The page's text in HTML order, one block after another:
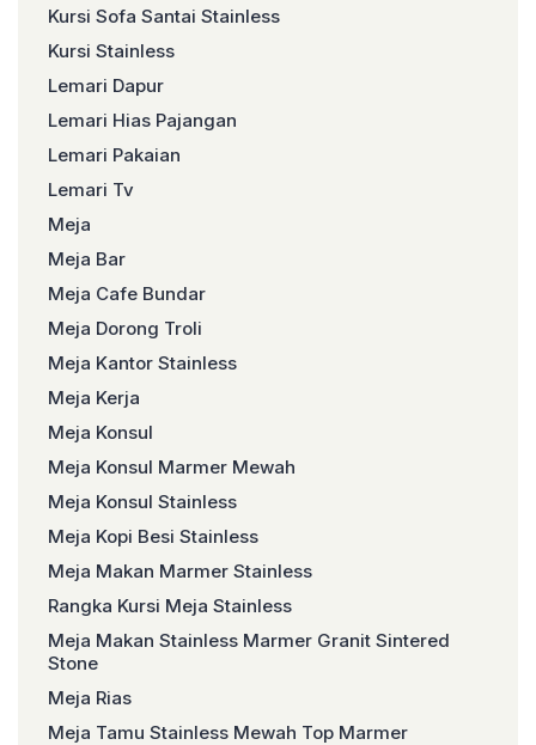
Kursi Sofa Santai Stainless
Kursi Stainless
Lemari Dapur
Lemari Hias Pajangan
Lemari Pakaian
Lemari Tv
Meja
Meja Bar
Meja Cafe Bundar
Meja Dorong Troli
Meja Kantor Stainless
Meja Kerja
Meja Konsul
Meja Konsul Marmer Mewah
Meja Konsul Stainless
Meja Kopi Besi Stainless
Meja Makan Marmer Stainless
Rangka Kursi Meja Stainless
Meja Makan Stainless Marmer Granit Sintered
Stone
Meja Rias
Meja Tamu Stainless Mewah Top Marmer